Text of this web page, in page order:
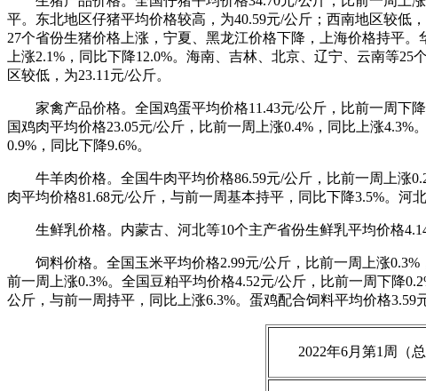
平。东北地区仔猪平均价格较高，为40.59元/公斤；西南地区较低
27个省份生猪价格上涨，宁夏、黑龙江价格下降，上海价格持平
上涨2.1%，同比下降12.0%。海南、吉林、北京、辽宁、云南等
区较低，为23.11元/公斤。
家禽产品价格。全国鸡蛋平均价格11.43元/公斤，比前一周下
国鸡肉平均价格23.05元/公斤，比前一周上涨0.4%，同比上涨
0.9%，同比下降9.6%。
牛羊肉价格。全国牛肉平均价格86.59元/公斤，比前一周上涨
肉平均价格81.68元/公斤，与前一周基本持平，同比下降3.5%。河
生鲜乳价格。内蒙古、河北等10个主产省份生鲜乳平均价格
饲料价格。全国玉米平均价格2.99元/公斤，比前一周上涨
前一周上涨0.3%。全国豆粕平均价格4.52元/公斤，比前一周下降
公斤，与前一周持平，同比上涨6.3%。蛋鸡配合饲料平均价格3.59
2022年6月第1周（